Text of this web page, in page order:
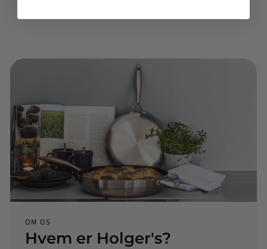
OM OS
Hvem er Holger's?